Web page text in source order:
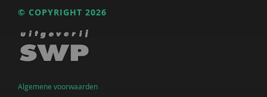
© COPYRIGHT 2026
Algemene voorwaarden